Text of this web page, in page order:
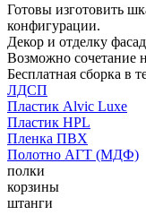
Готовы изготовить
конфигурации.
Декор и отделку
Возможно сочетание
Бесплатная сборка в
ЛДСП
Пластик Alvic Luxe
Пластик HPL
Пленка ПВХ
Полотно АГТ (МДФ)
полки
корзины
штанги